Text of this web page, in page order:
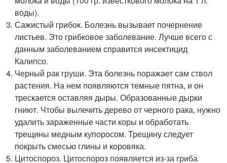
воды).
Сажистый грибок. Болезнь вызывает почернение
листьев. Это грибковое заболевание. Лучше всего с
данным заболеванием справится инсектицид
Калипсо.
Черный рак груши. Эта болезнь поражает сам ствол
растения. На нем появляются темные пятна, и он
трескается оставляя дыры. Образованные дырки
гниют. Чтобы вылечить дерево от черного рака, нужно
удалить зараженные части коры и обработать
трещины медным купоросом. Трещину следует
покрыть смесью глины и коровяка.
Цитоспороз. Цитоспороз появляется из-за гриба